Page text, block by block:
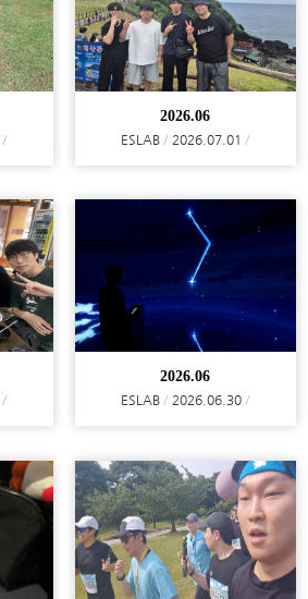
2026.06
ESLAB 2026.07.01
2026.06
ESLAB 2026.06.30